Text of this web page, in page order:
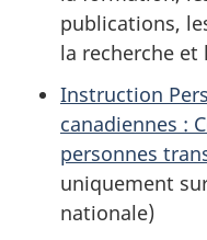
publications,
la recherche et
Instruction
canadiennes :
personnes
uniquement
nationale)